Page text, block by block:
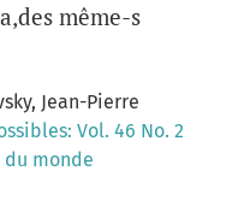
même-s
Jean-Pierre
Vol. 46 No. 2
du monde